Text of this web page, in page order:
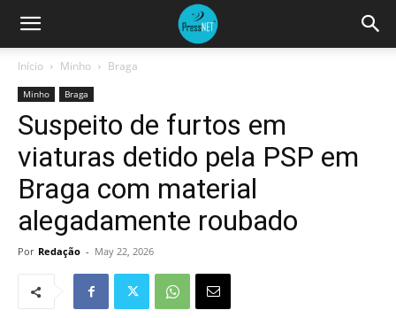
Início Minho Braga
Minho Braga
Suspeito de furtos em
viaturas detido pela PSP em
Braga com material
alegadamente roubado
Por Redação - May 22, 2026